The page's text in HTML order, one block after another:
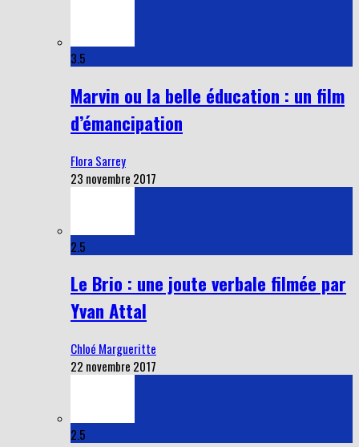
3.5
Marvin ou la belle éducation : un film
d’émancipation
Flora Sarrey
23 novembre 2017
2.5
Le Brio : une joute verbale filmée par
Yvan Attal
Chloé Margueritte
22 novembre 2017
2.5